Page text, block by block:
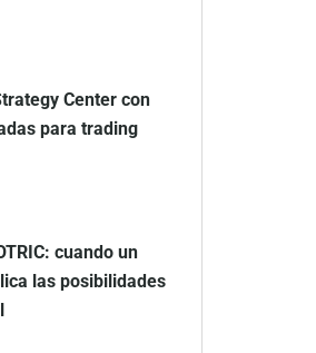
Center con
para trading
cuando un
las posibilidades